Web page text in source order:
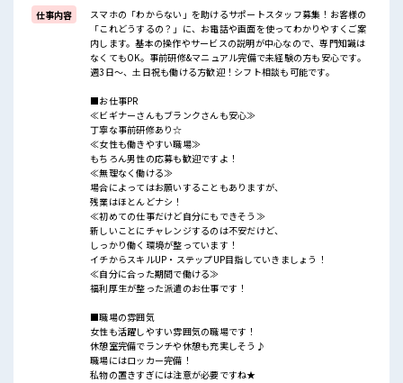
仕事内容
スマホの「わからない」を助けるサポートスタッフ募集！お客様の
「これどうするの？」に、お電話や画面を使ってわかりやすくご案
内します。基本の操作やサービスの説明が中心なので、専門知識は
なくてもOK。事前研修&マニュアル完備で未経験の方も安心です。
週3日～、土日祝も働ける方歓迎！シフト相談も可能です。
■お仕事PR
≪ビギナーさんもブランクさんも安心≫
丁寧な事前研修あり☆
≪女性も働きやすい職場≫
もちろん男性の応募も歓迎ですよ！
≪無理なく働ける≫
場合によってはお願いすることもありますが、
残業はほとんどナシ！
≪初めての仕事だけど自分にもできそう≫
新しいことにチャレンジするのは不安だけど、
しっかり働く環境が整っています！
イチからスキルUP・ステップUP目指していきましょう！
≪自分に合った期間で働ける≫
福利厚生が整った派遣のお仕事です！
■職場の雰囲気
女性も活躍しやすい雰囲気の職場です！
休憩室完備でランチや休憩も充実しそう♪
職場にはロッカー完備！
私物の置きすぎには注意が必要ですね★